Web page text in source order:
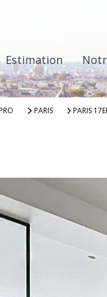
Estimation
PARIS PARIS